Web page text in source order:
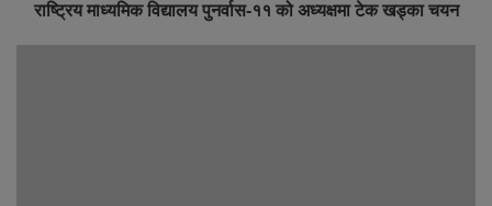
राष्ट्रिय माध्यमिक विद्यालय पुनर्वास-११ को अध्यक्षमा टेक खड्का चयन